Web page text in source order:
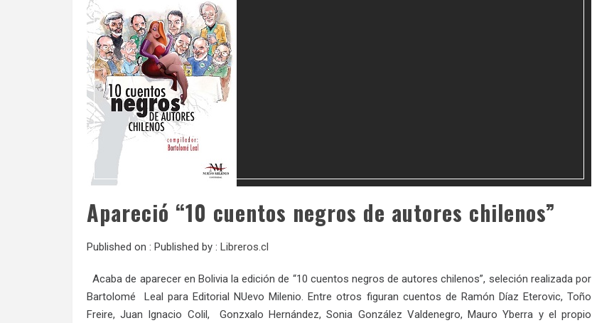
Apareció “10 cuentos negros de autores chilenos”
Published on : Published by : Libreros.cl
Acaba de aparecer en Bolivia la edición de “10 cuentos negros de autores chilenos”, seleción realizada por
Bartolomé Leal para Editorial NUevo Milenio. Entre otros figuran cuentos de Ramón Díaz Eterovic, Toño
Freire, Juan Ignacio Colil, Gonzxalo Hernández, Sonia González Valdenegro, Mauro Yberra y el propio